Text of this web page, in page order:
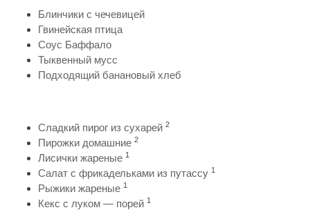
Блинчики с чечевицей
Гвинейская птица
Соус Баффало
Тыквенный мусс
Подходящий банановый хлеб
Сладкий пирог из сухарей 2
Пирожки домашние 2
Лисички жареные 1
Салат с фрикадельками из путассу 1
Рыжики жареные 1
Кекс с луком — порей 1